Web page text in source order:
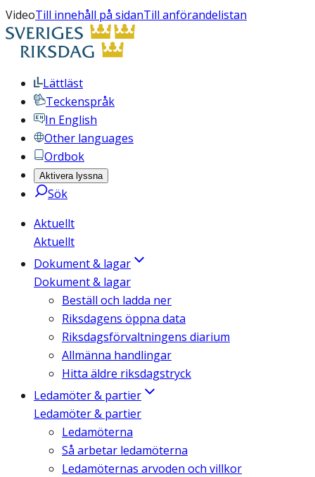
VideoTill innehåll på sidanTill anförandelistan
Lättläst
Teckenspråk
In English
Other languages
Ordbok
Aktivera lyssna
Sök
Aktuellt
Aktuellt
Dokument & lagar
Dokument & lagar
Beställ och ladda ner
Riksdagens öppna data
Riksdagsförvaltningens diarium
Allmänna handlingar
Hitta äldre riksdagstryck
Ledamöter & partier
Ledamöter & partier
Ledamöterna
Så arbetar ledamöterna
Ledamöternas arvoden och villkor